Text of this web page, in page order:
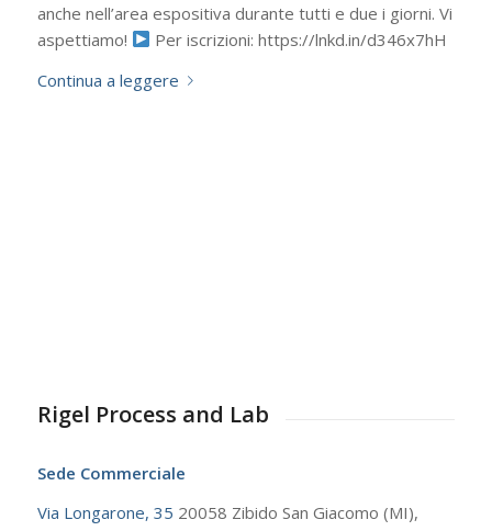
anche nell’area espositiva durante tutti e due i giorni. Vi
aspettiamo!
Per iscrizioni: https://lnkd.in/d346x7hH
Continua a leggere
Rigel Process and Lab
Sede Commerciale
Via Longarone, 35 20058 Zibido San Giacomo (MI),